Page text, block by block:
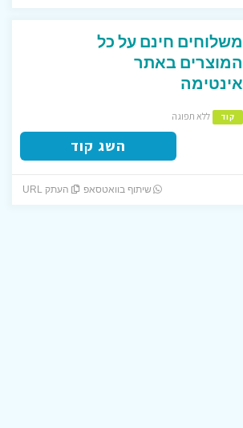
משלוחים חינם על כל
המוצרים באתר
אינטימה
קוד ללא תפוגה
השג קוד
שיתוף בוואטסאפ העתק URL